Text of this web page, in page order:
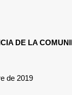
DE LA
de 2019